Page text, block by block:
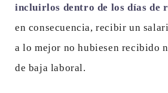
incluirlos dentro de los días de
en consecuencia, recibir un
a lo mejor no hubiesen recibido
de baja laboral.